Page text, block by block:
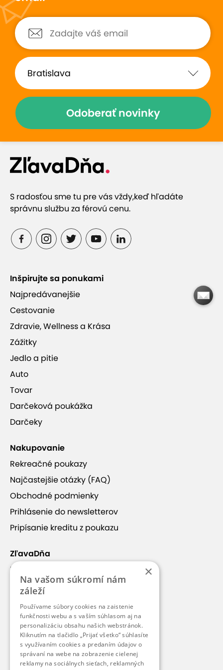
Zobraziť hodnotenia (291)
Prečo si vybrať túto ponuku
Občianske združenie - fyzioterapeuti, tréneri a
inštruktori s bohatou praxou
Podporíte dobrú vec
Účinné uvoľnenie stresu a napätia v tele
Ponuka je ukončená.
Ukončené - EXTRA ZĽAVY: Relaxačná
technika Aroma Touch (60 min.)
Platnosť od 24.4.2026 do 31.7.2026
minút
ušetríte
29,90 €
39 €
Ukončené - Relaxačná technika
Aroma Touch (60 min.)
minút
33,90 €
39 €
REFREŠ
Odoberať novinky
S radosťou sme tu pre vás vždy,keď hľadáte
správnu službu za férovú cenu.
Inšpirujte sa ponukami
Najpredávanejšie
Cestovanie
Zdravie, Wellness a Krása
Zážitky
Jedlo a pitie
Auto
Tovar
Darčeková poukážka
Darčeky
Nakupovanie
Rekreačné poukazy
Najčastejšie otázky (FAQ)
Obchodné podmienky
Prihlásenie do newsletterov
Pripísanie kreditu z poukazu
ZľavaDňa
Náš príbeh
Kontakt
Kariéra
Blog
Pre médiá
Pre partnerov
×
Na vašom súkromí nám
záleží
Používame súbory cookies na zaistenie
funkčnosti webu a s vaším súhlasom aj na
personalizáciu obsahu našich webstránok.
Kliknutím na tlačidlo „Prijať všetko“ súhlasíte
s využívaním cookies a predaním údajov o
správaní na webe na zobrazenie cielenej
reklamy na sociálnych sieťach, reklamných